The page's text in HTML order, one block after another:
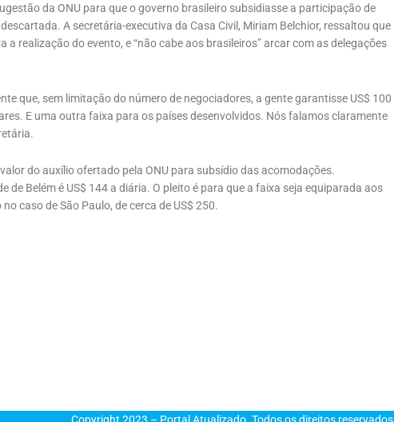
da ONU para que o governo brasileiro subsidiasse a participação de
A secretária-executiva da Casa Civil, Miriam Belchior, ressaltou que
a realização do evento, e “não cabe aos brasileiros” arcar com as delegações
que, sem limitação do número de negociadores, a gente garantisse US$ 100
E uma outra faixa para os países desenvolvidos. Nós falamos claramente
do auxílio ofertado pela ONU para subsídio das acomodações.
de Belém é US$ 144 a diária. O pleito é para que a faixa seja equiparada aos
caso de São Paulo, de cerca de US$ 250.
Copyright 2023 – Portal Atualizado. Todos os direitos reservados